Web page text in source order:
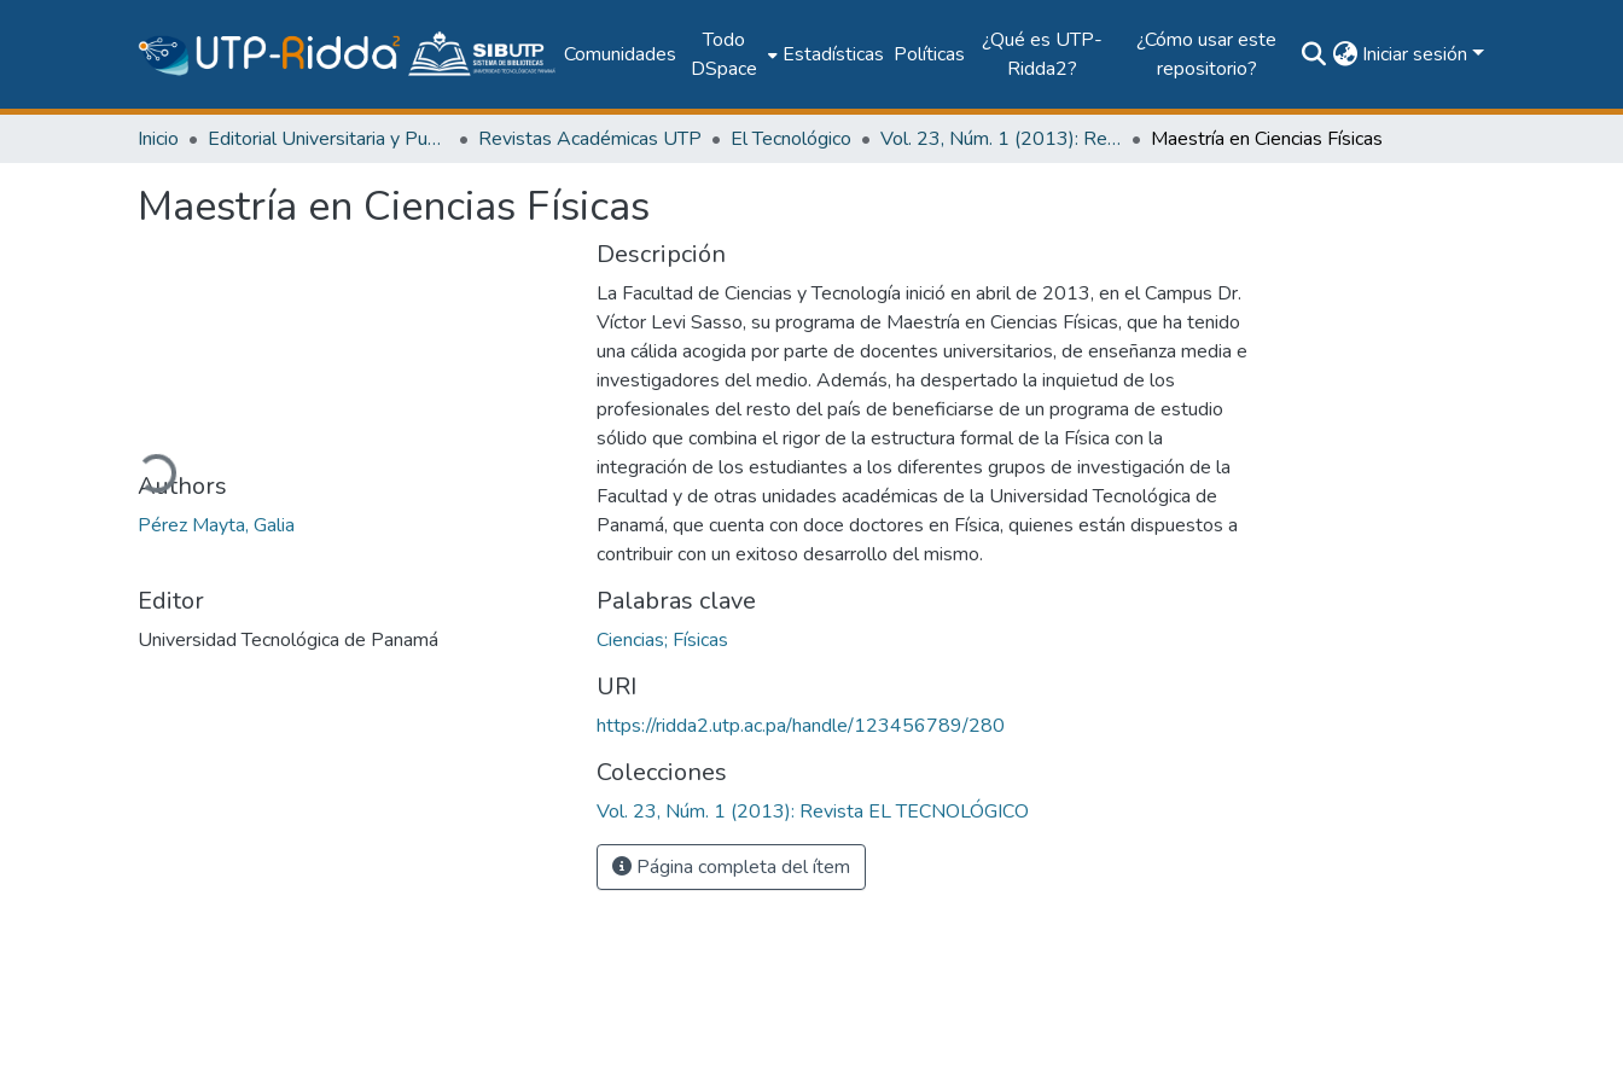
Comunidades
Todo
DSpace
Estadísticas Políticas
¿Qué es UTP-
Ridda2?
¿Cómo usar este
repositorio?
Iniciar sesión
Inicio Editorial Universitaria y Publicaciones Seriadas Revistas Académicas UTP El Tecnológico Vol. 23, Núm. 1 (2013): Revista EL TECNOLÓGICO Maestría en Ciencias Físicas
Maestría en Ciencias Físicas
Cargando...
Authors
Pérez Mayta, Galia
Editor
Universidad Tecnológica de Panamá
Descripción
La Facultad de Ciencias y Tecnología inició en abril de 2013, en el Campus Dr.
Víctor Levi Sasso, su programa de Maestría en Ciencias Físicas, que ha tenido
una cálida acogida por parte de docentes universitarios, de enseñanza media e
investigadores del medio. Además, ha despertado la inquietud de los
profesionales del resto del país de beneficiarse de un programa de estudio
sólido que combina el rigor de la estructura formal de la Física con la
integración de los estudiantes a los diferentes grupos de investigación de la
Facultad y de otras unidades académicas de la Universidad Tecnológica de
Panamá, que cuenta con doce doctores en Física, quienes están dispuestos a
contribuir con un exitoso desarrollo del mismo.
Palabras clave
Ciencias; Físicas
URI
https://ridda2.utp.ac.pa/handle/123456789/280
Colecciones
Vol. 23, Núm. 1 (2013): Revista EL TECNOLÓGICO
Página completa del ítem